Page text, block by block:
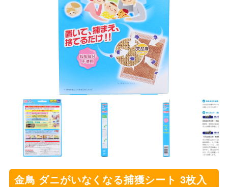
金鳥 ダニがいなくなる捕獲シート 3枚入